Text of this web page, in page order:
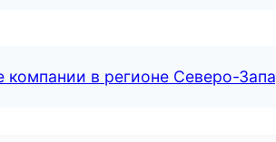
компании в регионе Северо-